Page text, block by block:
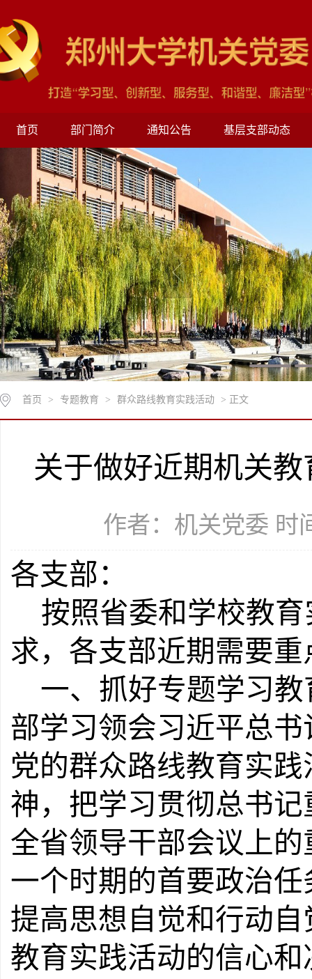
首页 部门简介 通知公告 基层支部动态
首页 > 专题教育 > 群众路线教育实践活动 > 正文
关于做好近期机关
作者：机关党委 时
各支部：
按照省委和学校教育
求，各支部近期需要
一、抓好专题学习教
部学习领会习近平总
党的群众路线教育实
神，把学习贯彻总书
全省领导干部会议上
一个时期的首要政治
提高思想自觉和行动
教育实践活动的信心